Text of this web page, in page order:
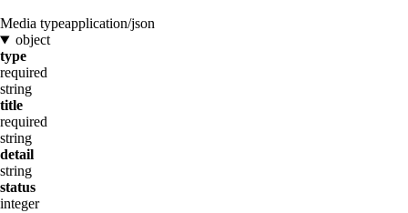
Media typeapplication/json
object
type
required
string
title
required
string
detail
string
status
integer